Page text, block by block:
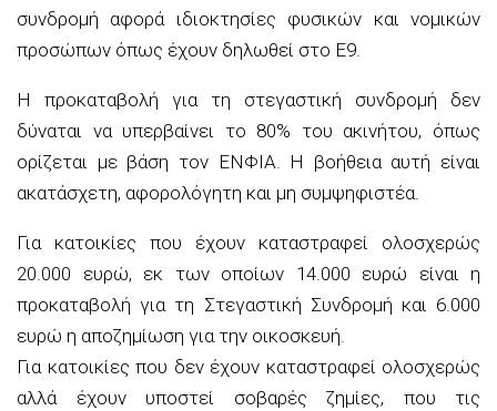
συνδρομή αφορά ιδιοκτησίες φυσικών και νομικών
προσώπων όπως έχουν δηλωθεί στο E9.
Η προκαταβολή για τη στεγαστική συνδρομή δεν
δύναται να υπερβαίνει το 80% του ακινήτου, όπως
ορίζεται με βάση τον ΕΝΦΙΑ. Η βοήθεια αυτή είναι
ακατάσχετη, αφορολόγητη και μη συμψηφιστέα.
Για κατοικίες που έχουν καταστραφεί ολοσχερώς
20.000 ευρώ, εκ των οποίων 14.000 ευρώ είναι η
προκαταβολή για τη Στεγαστική Συνδρομή και 6.000
ευρώ η αποζημίωση για την οικοσκευή.
Για κατοικίες που δεν έχουν καταστραφεί ολοσχερώς
αλλά έχουν υποστεί σοβαρές ζημίες, που τις